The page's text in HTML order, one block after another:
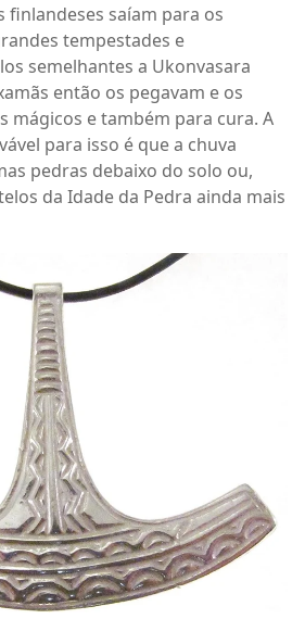
finlandeses saíam para os
tempestades e
semelhantes a Ukonvasara
então os pegavam e os
mágicos e também para cura. A
para isso é que a chuva
pedras debaixo do solo ou,
da Idade da Pedra ainda mais